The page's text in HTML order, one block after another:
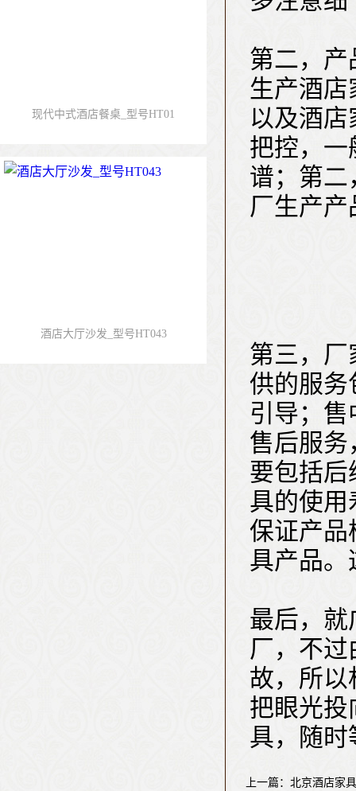
现代中式酒店餐桌_型号HT01
酒店大厅沙发_型号HT043
第二，产
生产酒店
以及酒
把控，一
谱；第二
厂生产
第三，厂
供的服务
引导；
售后服务
要包括后
具的使用
保证产品
具产品。
最后，就
厂，不
故，所以
把眼光投
具，随时
上一篇：北京酒店家